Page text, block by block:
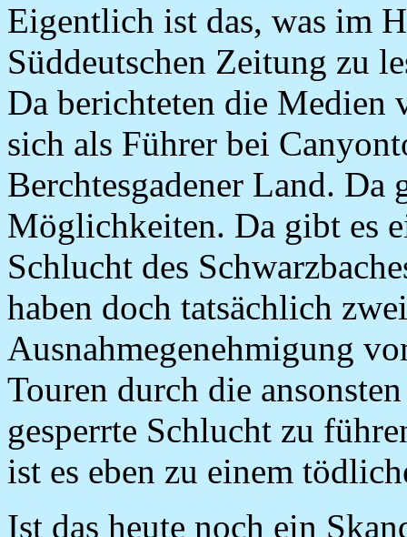
Eigentlich ist das, was im
Süddeutschen Zeitung zu
Da berichteten die Medien
sich als Führer bei
Berchtesgadener Land.
Möglichkeiten. Da gibt es
Schlucht des
haben doch tatsächlich
Ausnahmegenehmigung
Touren durch die
gesperrte Schlucht zu
ist es eben zu einem
Ist das heute noch ein